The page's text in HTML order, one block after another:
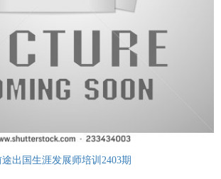
途出国生涯发展师培训2403期